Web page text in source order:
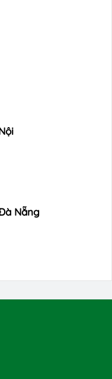
Nẵng